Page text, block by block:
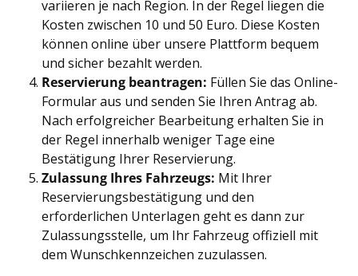
variieren je nach Region. In der Regel liegen die
Kosten zwischen 10 und 50 Euro. Diese Kosten
können online über unsere Plattform bequem
und sicher bezahlt werden.
Reservierung beantragen: Füllen Sie das Online-
Formular aus und senden Sie Ihren Antrag ab.
Nach erfolgreicher Bearbeitung erhalten Sie in
der Regel innerhalb weniger Tage eine
Bestätigung Ihrer Reservierung.
Zulassung Ihres Fahrzeugs: Mit Ihrer
Reservierungsbestätigung und den
erforderlichen Unterlagen geht es dann zur
Zulassungsstelle, um Ihr Fahrzeug offiziell mit
dem Wunschkennzeichen zuzulassen.